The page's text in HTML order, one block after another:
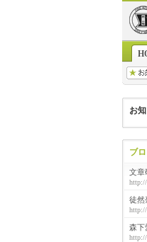
お
ブ
文章
徒然
http://
森下
http://